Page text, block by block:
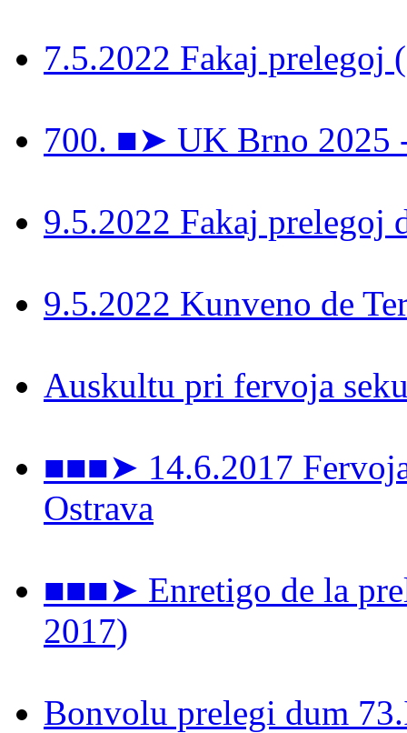
7.5.2022 Fakaj prelegoj
700. ■➤ UK Brno 2025
9.5.2022 Fakaj prelegoj
9.5.2022 Kunveno de
Auskultu pri fervoja
■■■➤ 14.6.2017
Ostrava
■■■➤ Enretigo de la
2017)
Bonvolu prelegi dum